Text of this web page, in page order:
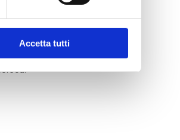
Accetta tutti
e cassaforte.